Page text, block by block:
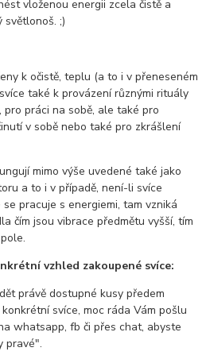
vloženou energii zcela čistě a
světlonoš. ;)
k očistě, teplu (a to i v přeneseném
také k provázení různými rituály
pro práci na sobě, ale také pro
v sobě nebo také pro zkrášlení
mimo výše uvedené také jako
a to i v případě, není-li svíce
pracuje s energiemi, tam vzniká
čím jsou vibrace předmětu vyšší, tím
vzhled zakoupené svíce:
právě dostupné kusy předem
svíce, moc ráda Vám pošlu
whatsapp, fb či přes chat, abyste
pravé".